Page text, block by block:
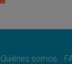
Quiénes somos